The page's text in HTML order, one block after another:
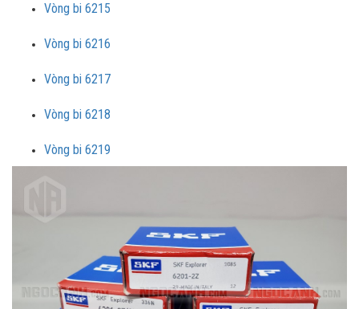
Vòng bi 6215
Vòng bi 6216
Vòng bi 6217
Vòng bi 6218
Vòng bi 6219